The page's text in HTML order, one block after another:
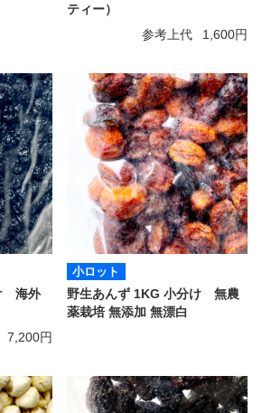
ティー）
参考上代
1,600円
海外
7,200円
小ロット
野生あんず 1KG 小分け 無農
薬栽培 無添加 無漂白